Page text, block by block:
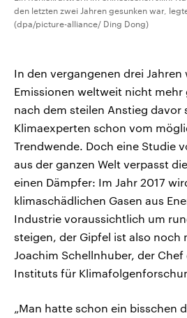
den letzten zwei Jahren gesunken war,
(dpa/picture-alliance/ Ding Dong)
In den vergangenen drei Jahren
Emissionen weltweit nicht mehr
nach dem steilen Anstieg davor
Klimaexperten schon vom
Trendwende. Doch eine Studie
aus der ganzen Welt verpasst
einen Dämpfer: Im Jahr 2017
klimaschädlichen Gasen aus
Industrie voraussichtlich um
steigen, der Gipfel ist also noch
Joachim Schellnhuber, der Chef
Instituts für
„Man hatte schon ein bisschen